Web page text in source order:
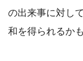
の出来事に対し
和を得られるか